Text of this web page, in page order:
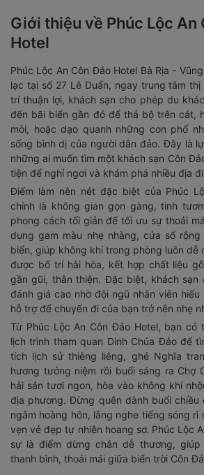
Giới thiệu về Phúc Lộc An
Hotel
Phúc Lộc An Côn Đảo Hotel Bà Rịa -
lạc tại số 27 Lê Duẩn, ngay trung tâm
trí thuận lợi, khách sạn cho phép du
đến bãi biển gần đó để thả bộ trên cát,
mòi, hoặc dạo quanh những con phố
sống bình dị của người dân đảo. Đây là
những ai muốn tìm một khách sạn Côn
tiện để nghỉ ngơi và khám phá nhiều địa
Điểm làm nên nét đặc biệt của Phúc
chính là không gian gọn gàng, tinh
phong cách tối giản để tối ưu sự thoải
dụng gam màu nhẹ nhàng, cửa sổ
biển, giúp không khí trong phòng luôn dễ
được bố trí hài hòa, kết hợp chất liệu
gần gũi, thân thiện. Đặc biệt, khách sạn
đánh giá cao nhờ đội ngũ nhân viên hiếu
hỗ trợ để chuyến đi của bạn trở nên nhẹ
Từ Phúc Lộc An Côn Đảo Hotel, bạn có
lịch trình tham quan Dinh Chúa Đảo để
tích lịch sử thiêng liêng, ghé Nghĩa
hương tưởng niệm rồi buổi sáng ra Chợ
hải sản tươi ngon, hòa vào không khí
địa phương. Đừng quên dành buổi chiều
ngắm hoàng hôn, lắng nghe tiếng sóng rì
vẹn vẻ đẹp tự nhiên hoang sơ. Phúc Lộc
sự là điểm dừng chân dễ thương,
thanh bình, thoải mái giữa biển trời Côn